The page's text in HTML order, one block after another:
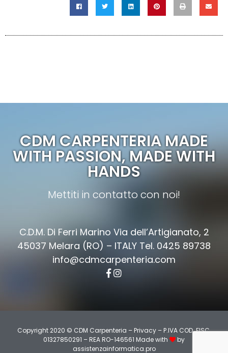
CDM CARPENTERIA MADE
WITH PASSION, MADE WITH
HANDS
Mettiti in contatto con noi!
C.D.M. Di Ferri Marino Via dell’Artigianato, 2
45037 Melara (RO) – ITALY Tel. 0425 89738
info@cdmcarpenteria.com
Copyright 2020 © CDM Carpenteria –Privacy– P.IVA COD. FISC.
01327850291 – REA RO-146561 Made with
by
assistenzainformatica.pro